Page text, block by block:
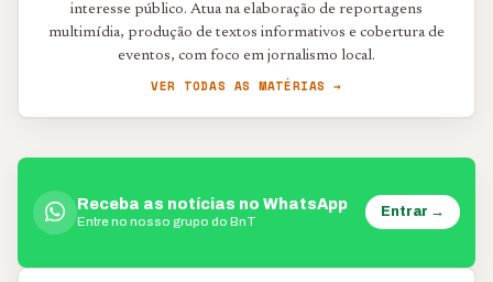
interesse público. Atua na elaboração de reportagens
multimídia, produção de textos informativos e cobertura de
eventos, com foco em jornalismo local.
VER TODAS AS MATÉRIAS →
Receba as notícias no WhatsApp
Entre no nosso grupo do BnT
Entrar →